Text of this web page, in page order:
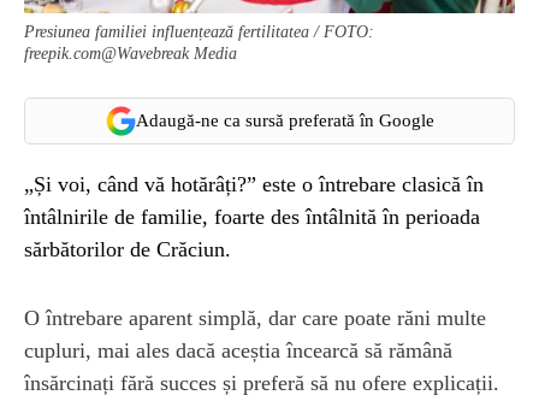
Presiunea familiei influențează fertilitatea / FOTO:
freepik.com@Wavebreak Media
Adaugă-ne ca sursă preferată în Google
„Și voi, când vă hotărâți?” este o întrebare clasică în
întâlnirile de familie, foarte des întâlnită în perioada
sărbătorilor de Crăciun.
O întrebare aparent simplă, dar care poate răni multe
cupluri, mai ales dacă aceștia încearcă să rămână
însărcinați fără succes și preferă să nu ofere explicații.